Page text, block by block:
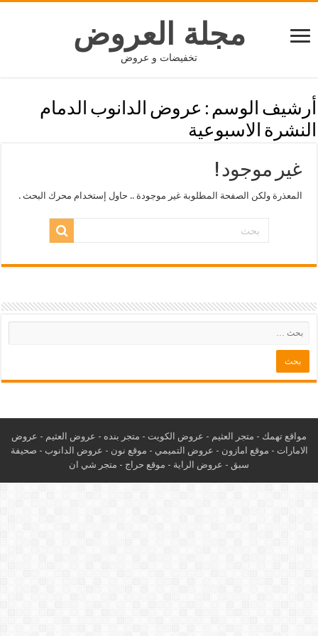
مجلة العروض
تخفيضات و عروض
أرشيف الوسم : عروض الدانوب الدمام
النشرة الاسبوعية
غير موجود !
المعذرة ولكن الصفحة المطلوبة غير موجودة .. حاول إستخدام محرك البحث .
مواقع تهمك - متجر العثيم - عروض الكويت - متجر بنده - عروض العثيم - عروض
الامارات - موقع امازون - عروض التميمي - موقع نون - عروض الدانوب - صحيفة
سبق - عروض الراية - موقع حراج - متجر شي ان